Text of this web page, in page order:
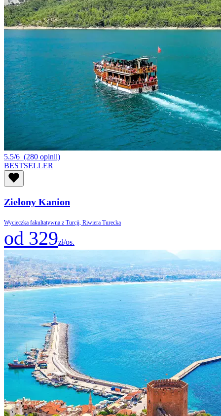
5.5/6 (280 opinii)
BESTSELLER
Zielony Kanion
Wycieczka fakultatywna z Turcji, Riwiera Turecka
od 329zł/os.